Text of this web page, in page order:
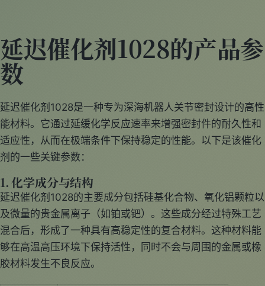
延迟催化剂1028的产品参
数
延迟催化剂1028是一种专为深海机器人关节密封设计的高性
能材料。它通过延缓化学反应速率来增强密封件的耐久性和
适应性，从而在极端条件下保持稳定的性能。以下是该催化
剂的一些关键参数：
1. 化学成分与结构
延迟催化剂1028的主要成分包括硅基化合物、氧化铝颗粒以
及微量的贵金属离子（如铂或钯）。这些成分经过特殊工艺
混合后，形成了一种具有高稳定性的复合材料。这种材料能
够在高温高压环境下保持活性，同时不会与周围的金属或橡
胶材料发生不良反应。